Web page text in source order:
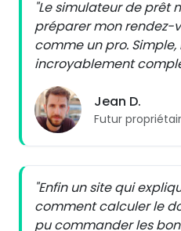
"Le simulateur de prêt
préparer mon rendez-
comme un pro.
incroyablement
Jean D.
Futur
"Enfin un site qui
comment calculer le
pu commander les